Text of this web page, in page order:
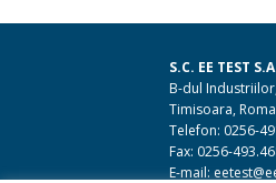
S.C. EE TEST
B-dul
Timisoara,
Telefon: 0256-
Fax: 0256-
E-mail: